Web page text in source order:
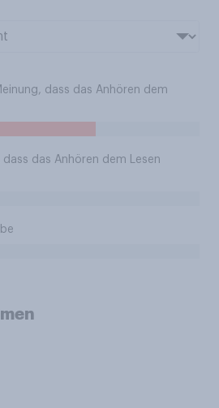
dass das Anhören dem
das Anhören dem Lesen